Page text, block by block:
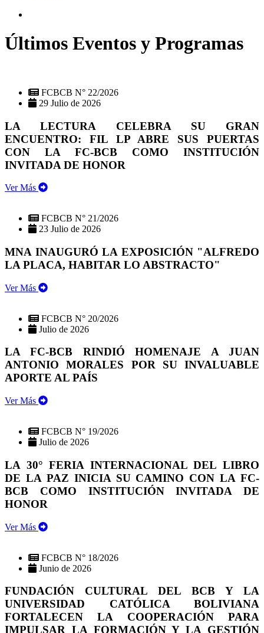
Últimos Eventos y Programas
FCBCB N° 22/2026
29 Julio de 2026
LA LECTURA CELEBRA SU GRAN
ENCUENTRO: FIL LP ABRE SUS PUERTAS
CON LA FC-BCB COMO INSTITUCIÓN
INVITADA DE HONOR
Ver Más
FCBCB N° 21/2026
23 Julio de 2026
MNA INAUGURÓ LA EXPOSICIÓN "ALFREDO
LA PLACA, HABITAR LO ABSTRACTO"
Ver Más
FCBCB N° 20/2026
Julio de 2026
LA FC-BCB RINDIÓ HOMENAJE A JUAN
ANTONIO MORALES POR SU INVALUABLE
APORTE AL PAÍS
Ver Más
FCBCB N° 19/2026
Julio de 2026
LA 30° FERIA INTERNACIONAL DEL LIBRO
DE LA PAZ INICIA SU CAMINO CON LA FC-
BCB COMO INSTITUCIÓN INVITADA DE
HONOR
Ver Más
FCBCB N° 18/2026
Junio de 2026
FUNDACIÓN CULTURAL DEL BCB Y LA
UNIVERSIDAD CATÓLICA BOLIVIANA
FORTALECEN LA COOPERACIÓN PARA
IMPULSAR LA FORMACIÓN Y LA GESTIÓN